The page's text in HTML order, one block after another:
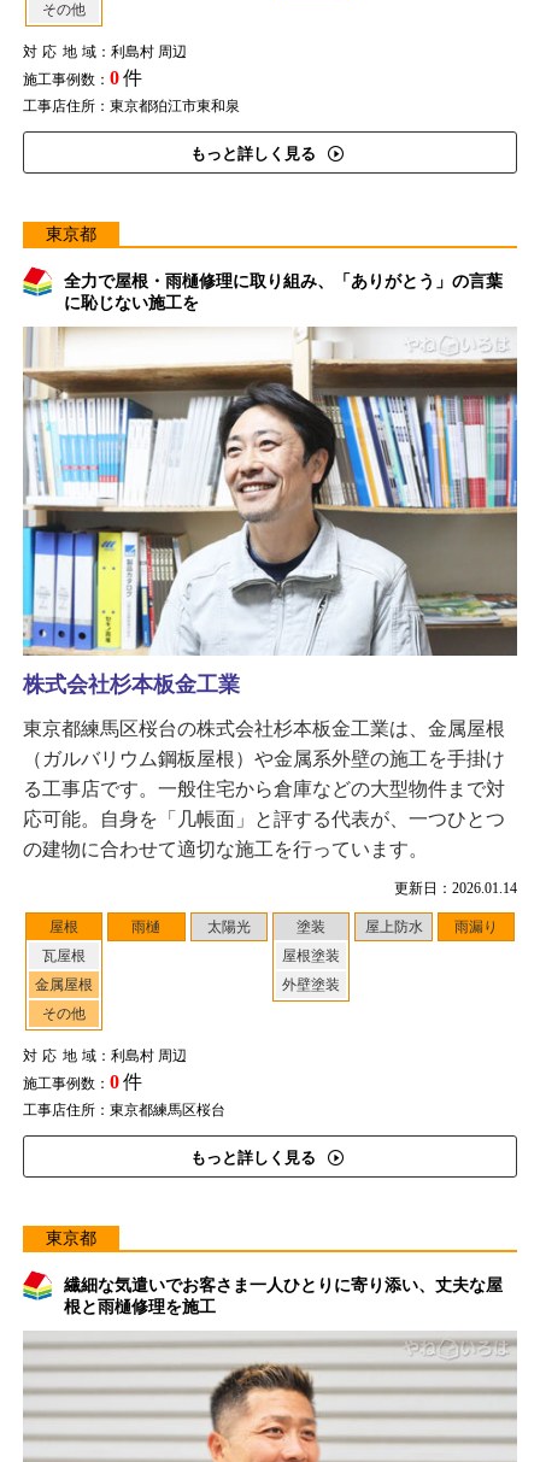
その他
対応地域：利島村 周辺
施工事例数： 0件
工事店住所：東京都狛江市東和泉
もっと詳しく見る
東京都
全力で屋根・雨樋修理に取り組み、「ありがとう」の言葉
に恥じない施工を
更新日：2026.01.14
屋根
瓦屋根
金属屋根
その他
雨樋 太陽光
塗装
屋根塗装
外壁塗装
屋上防水 雨漏り
対応地域：利島村 周辺
施工事例数： 0件
工事店住所：東京都練馬区桜台
もっと詳しく見る
株式会社杉本板金工業
東京都練馬区桜台の株式会社杉本板金工業は、金属屋根
（ガルバリウム鋼板屋根）や金属系外壁の施工を手掛け
る工事店です。一般住宅から倉庫などの大型物件まで対
応可能。自身を「几帳面」と評する代表が、一つひとつ
の建物に合わせて適切な施工を行っています。
東京都
繊細な気遣いでお客さま一人ひとりに寄り添い、丈夫な屋
根と雨樋修理を施工